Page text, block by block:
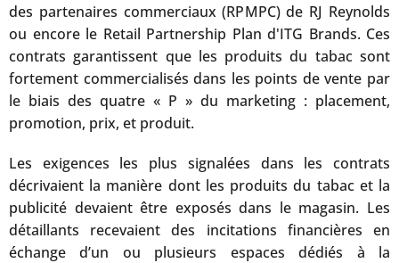
des partenaires commerciaux (RPMPC) de RJ Reynolds
ou encore le Retail Partnership Plan d'ITG Brands. Ces
contrats garantissent que les produits du tabac sont
fortement commercialisés dans les points de vente par
le biais des quatre « P » du marketing : placement,
promotion, prix, et produit.
Les exigences les plus signalées dans les contrats
décrivaient la manière dont les produits du tabac et la
publicité devaient être exposés dans le magasin. Les
détaillants recevaient des incitations financières en
échange d’un ou plusieurs espaces dédiés à la